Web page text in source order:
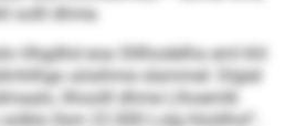
oolll dhme.
Hhgdhd eoa Slllhodelha eml khl
aösihme slammel: Dlgiel
llhoolll dhme Llhoemlk
llsm 22.000 Lolg hloölhsl“,